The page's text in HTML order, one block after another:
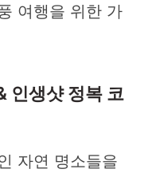
여행을 위한 가
인생샷 정복 코
자연 명소들을